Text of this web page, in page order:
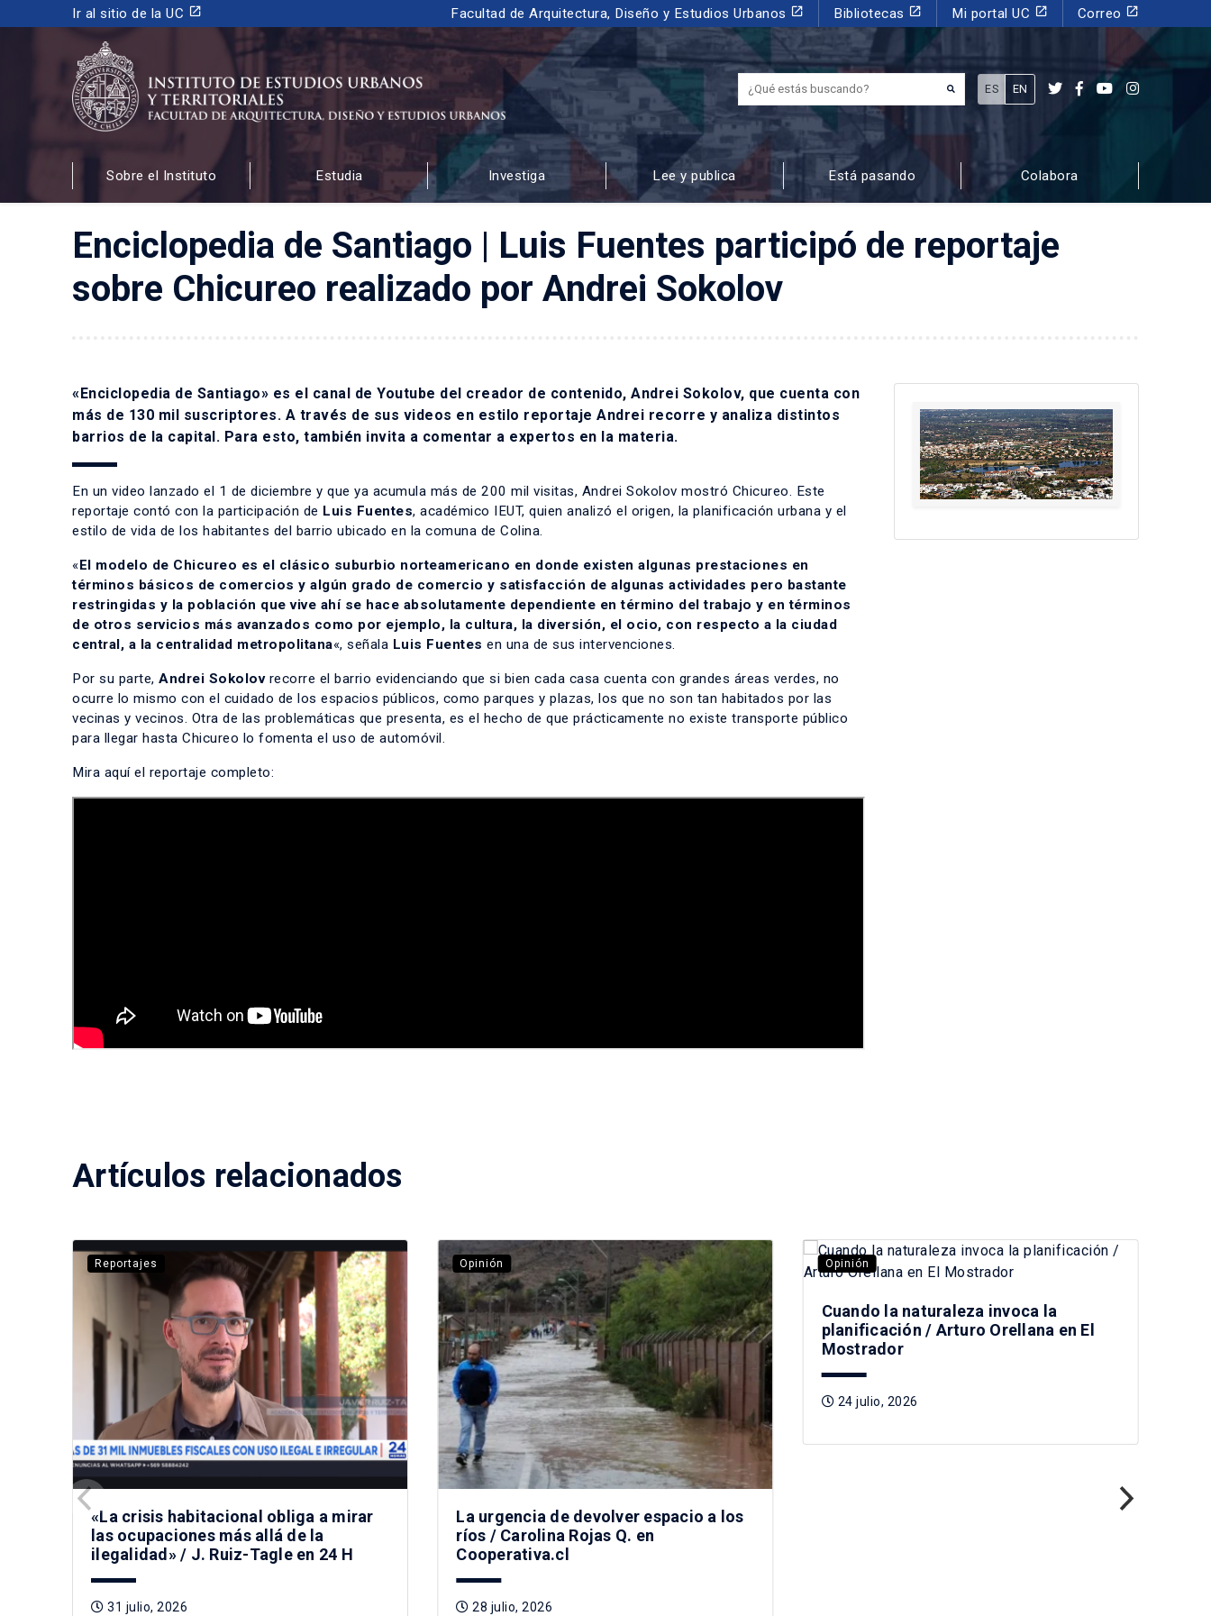
Ir al sitio de la UC launch Facultad de Arquitectura, Diseño y Estudios Urbanos launch Bibliotecas launch Mi portal UC launch Correo launch
INSTITUTO DE ESTUDIOS URBANOS
Y TERRITORIALES
FACULTAD DE ARQUITECTURA, DISEÑO Y ESTUDIOS URBANOS
¿Qué estás buscando?
ES EN
Sobre el Instituto Estudia Investiga Lee y publica Está pasando Colabora
Enciclopedia de Santiago | Luis Fuentes participó de reportaje
sobre Chicureo realizado por Andrei Sokolov
«Enciclopedia de Santiago» es el canal de Youtube del creador de contenido, Andrei Sokolov, que cuenta con
más de 130 mil suscriptores. A través de sus videos en estilo reportaje Andrei recorre y analiza distintos
barrios de la capital. Para esto, también invita a comentar a expertos en la materia.
En un video lanzado el 1 de diciembre y que ya acumula más de 200 mil visitas, Andrei Sokolov mostró Chicureo. Este
reportaje contó con la participación de Luis Fuentes, académico IEUT, quien analizó el origen, la planificación urbana y el
estilo de vida de los habitantes del barrio ubicado en la comuna de Colina.
«El modelo de Chicureo es el clásico suburbio norteamericano en donde existen algunas prestaciones en
términos básicos de comercios y algún grado de comercio y satisfacción de algunas actividades pero bastante
restringidas y la población que vive ahí se hace absolutamente dependiente en término del trabajo y en términos
de otros servicios más avanzados como por ejemplo, la cultura, la diversión, el ocio, con respecto a la ciudad
central, a la centralidad metropolitana«, señala Luis Fuentes en una de sus intervenciones.
Por su parte, Andrei Sokolovrecorre el barrio evidenciando que si bien cada casa cuenta con grandes áreas verdes, no
ocurre lo mismo con el cuidado de los espacios públicos, como parques y plazas, los que no son tan habitados por las
vecinas y vecinos. Otra de las problemáticas que presenta, es el hecho de que prácticamente no existe transporte público
para llegar hasta Chicureo lo fomenta el uso de automóvil.
Mira aquí el reportaje completo:
Artículos relacionados
Reportajes
«La crisis habitacional obliga a mirar
las ocupaciones más allá de la
ilegalidad» / J. Ruiz-Tagle en 24 H
31 julio, 2026
Opinión
La urgencia de devolver espacio a los
ríos / Carolina Rojas Q. en
Cooperativa.cl
28 julio, 2026
Opinión
Cuando la naturaleza invoca la
planificación / Arturo Orellana en El
Mostrador
24 julio, 2026